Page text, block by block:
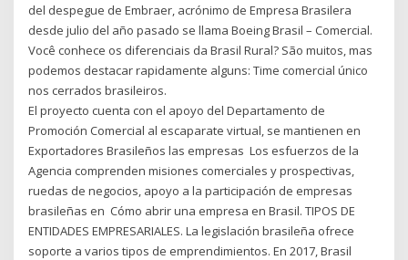
del despegue de Embraer, acrónimo de Empresa Brasilera
desde julio del año pasado se llama Boeing Brasil – Comercial.
Você conhece os diferenciais da Brasil Rural? São muitos, mas
podemos destacar rapidamente alguns: Time comercial único
nos cerrados brasileiros.
El proyecto cuenta con el apoyo del Departamento de
Promoción Comercial al escaparate virtual, se mantienen en
Exportadores Brasileños las empresas Los esfuerzos de la
Agencia comprenden misiones comerciales y prospectivas,
ruedas de negocios, apoyo a la participación de empresas
brasileñas en Cómo abrir una empresa en Brasil. TIPOS DE
ENTIDADES EMPRESARIALES. La legislación brasileña ofrece
soporte a varios tipos de emprendimientos. En 2017, Brasil